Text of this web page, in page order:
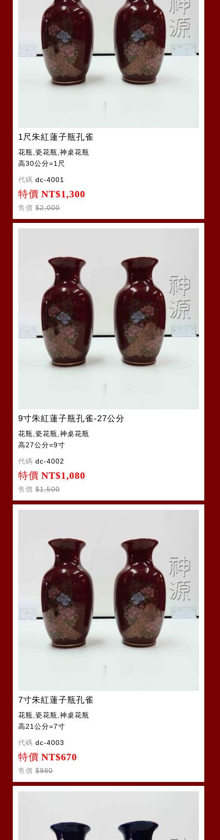
1尺朱紅蓮子瓶孔雀
花瓶,瓷花瓶,神桌花瓶
高30公分=1尺
代碼 dc-4001
特價 NT$1,300
售價 $2,000
9寸朱紅蓮子瓶孔雀-27公分
花瓶,瓷花瓶,神桌花瓶
高27公分=9寸
代碼 dc-4002
特價 NT$1,080
售價 $1,500
7寸朱紅蓮子瓶孔雀
花瓶,瓷花瓶,神桌花瓶
高21公分=7寸
代碼 dc-4003
特價 NT$670
售價 $980